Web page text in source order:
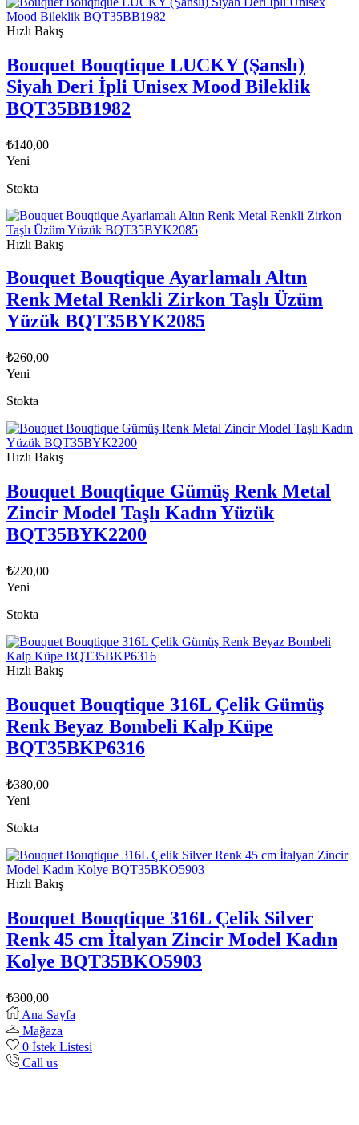
Hızlı Bakış
Bouquet Bouqtique LUCKY (Şanslı)
Siyah Deri İpli Unisex Mood Bileklik
BQT35BB1982
₺140,00
Yeni
Stokta
Hızlı Bakış
Bouquet Bouqtique Ayarlamalı Altın
Renk Metal Renkli Zirkon Taşlı Üzüm
Yüzük BQT35BYK2085
₺260,00
Yeni
Stokta
Hızlı Bakış
Bouquet Bouqtique Gümüş Renk Metal
Zincir Model Taşlı Kadın Yüzük
BQT35BYK2200
₺220,00
Yeni
Stokta
Hızlı Bakış
Bouquet Bouqtique 316L Çelik Gümüş
Renk Beyaz Bombeli Kalp Küpe
BQT35BKP6316
₺380,00
Yeni
Stokta
Hızlı Bakış
Bouquet Bouqtique 316L Çelik Silver
Renk 45 cm İtalyan Zincir Model Kadın
Kolye BQT35BKO5903
₺300,00
Ana Sayfa
Mağaza
0 İstek Listesi
Call us